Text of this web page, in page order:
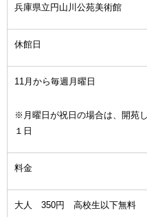
兵庫県立円山川公苑美術館
休館日
11月から毎週月曜日
※月曜日が祝日の場合は、開苑
１日
料金
大人 350円 高校生以下無料